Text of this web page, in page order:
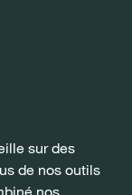
sur des
de nos outils
nos